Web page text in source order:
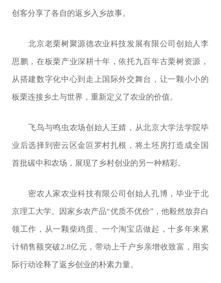
创客分享了各自的返乡入乡故事。
北京老栗树聚源德农业科技发展有限公司创始人李
思鹏，在板栗产业深耕十年，依托九百年古栗树资源，
从搭建数字化中心到走上国际外交舞台，让一颗小小的
板栗连接乡土与世界，重新定义了农业的价值。
飞鸟与鸣虫农场创始人王婧，从北京大学法学院毕
业后选择到密云区金叵罗村扎根，将土坯房打造成全国
首批碳中和农场，展现了乡村创业的另一种精彩。
密农人家农业科技有限公司创始人孔博，毕业于北
京理工大学。因家乡农产品“优质不优价”，他毅然放弃白
领工作，从一颗柴鸡蛋、一个淘宝店做起，十多年来累
计销售额突破2.8亿元，带动上千户乡亲增收致富，用实
际行动诠释了返乡创业的朴素力量。